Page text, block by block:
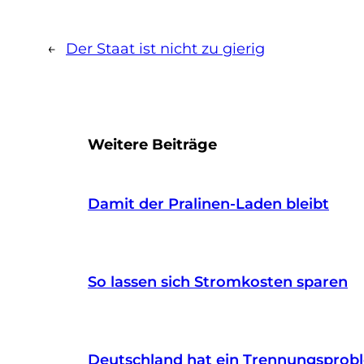
← Der Staat ist nicht zu gierig
Weitere Beiträge
Damit der Pralinen-Laden bleibt
So lassen sich Stromkosten sparen
Deutschland hat ein